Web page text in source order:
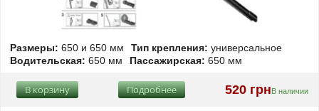
Размеры: 650 и 650 мм Тип крепления: универсальное
Водительская: 650 мм Пассажирская: 650 мм
520 грнВ наличии
Подробнее
В корзину